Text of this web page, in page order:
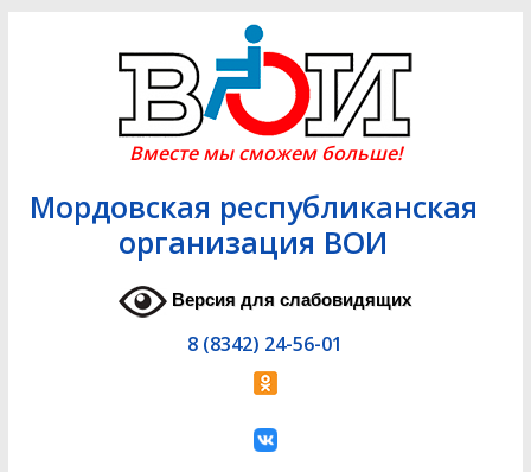
Вместе мы сможем больше!
Мордовская республиканская
организация ВОИ
Версия для слабовидящих
8 (8342) 24-56-01